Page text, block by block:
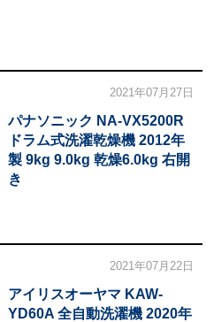
2021年07月27日
パナソニック NA-VX5200R
ドラム式洗濯乾燥機 2012年
製 9kg 9.0kg 乾燥6.0kg 右開
き
2021年07月22日
アイリスオーヤマ KAW-
YD60A 全自動洗濯機 2020年